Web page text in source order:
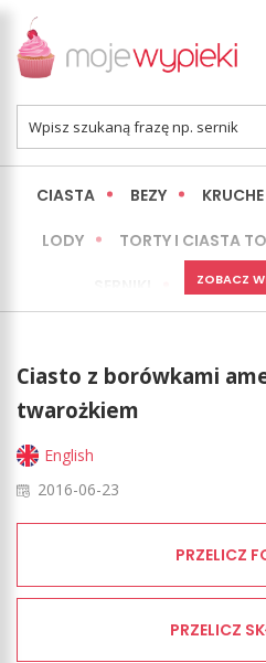
CIASTA BEZY KRUCHE
LODY TORTY I CIASTA
MINI
LŻEJSZE /
ZOBACZ
Ciasto z borówkami
twarożkiem
English
2016-06-23
PRZELICZ
PRZELICZ